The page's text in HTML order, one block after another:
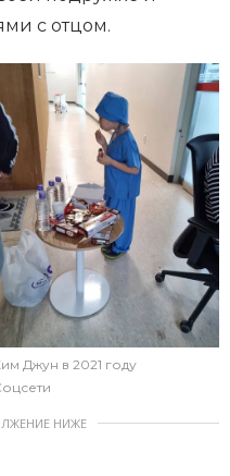
с отцом.
Джун в 2021 году
НИЖЕ